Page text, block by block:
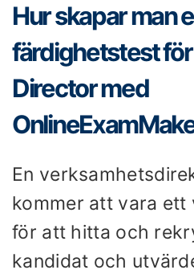
Hur skapar man
färdighetstest
Director med
En
kommer att vara
för att hitta och
kandidat och